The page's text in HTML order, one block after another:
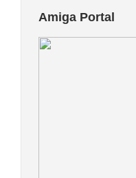
Amiga Portal